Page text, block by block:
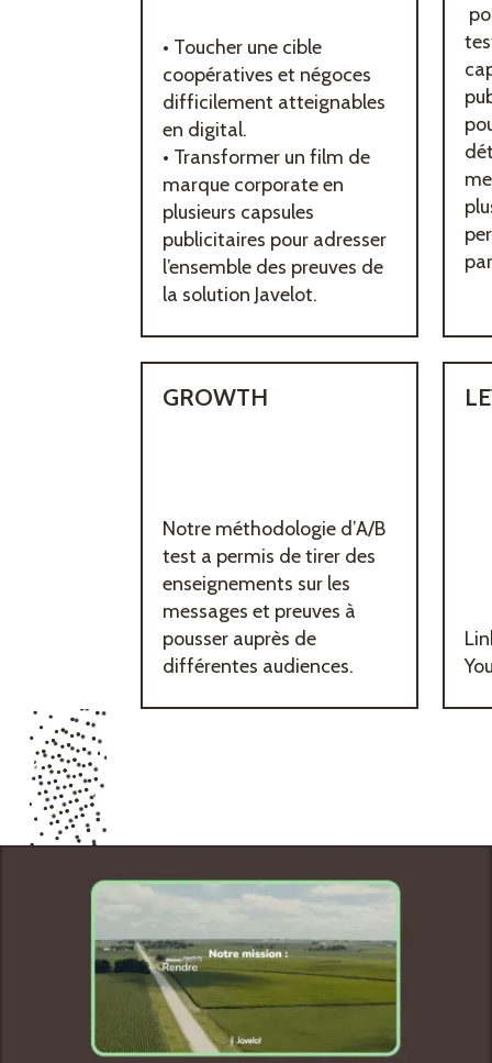
• Toucher une cible
coopératives et négoces
difficilement atteignables
en digital.
• Transformer un film de
marque corporate en
plusieurs capsules
publicitaires pour adresser
l’ensemble des preuves de
la solution Javelot.
GROWTH
Notre méthodologie d’A/B
test a permis de tirer des
enseignements sur les
messages et preuves à
pousser auprès de
différentes audiences.